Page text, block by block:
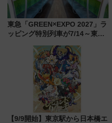
東急「GREEN×EXPO 2027」ラ
ッピング特別列車が7/14～東
ー！ 注目の編成やデザインまと
【9/9開始】東京駅から日本橋エ